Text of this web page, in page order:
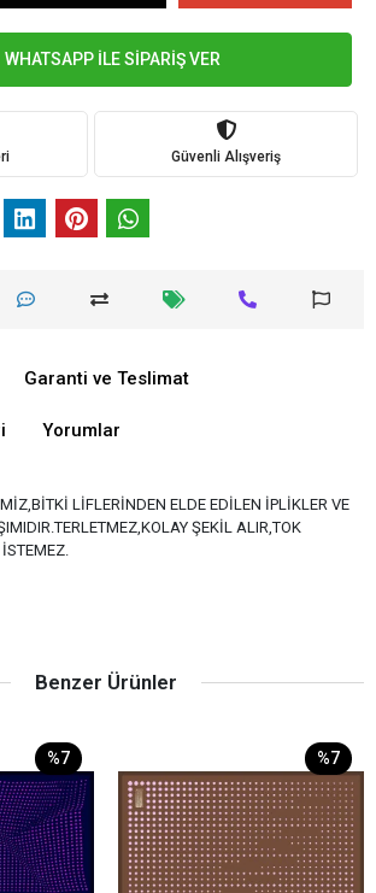
WHATSAPP İLE SİPARİŞ VER
Güvenli Alışveriş
Garanti ve Teslimat
Yorumlar
LİFLERİNDEN ELDE EDİLEN İPLİKLER VE
ŞEKİL ALIR,TOK
Benzer Ürünler
%7 %7